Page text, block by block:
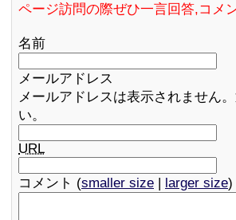
ページ訪問の際ぜひ一言回答,コメ
名前
メールアドレス
メールアドレスは表示されません
い。
URL
コメント (smaller size | larger size)